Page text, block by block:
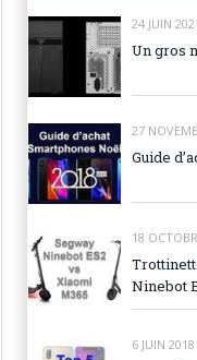
24 JUIN
Un gros
27
Guide
18
Ninebot
6 JUIN 2018